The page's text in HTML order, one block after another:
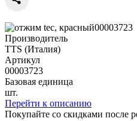
Производитель
TTS (Италия)
Артикул
00003723
Базовая единица
шт.
Перейти к описанию
Покупайте со скидками после